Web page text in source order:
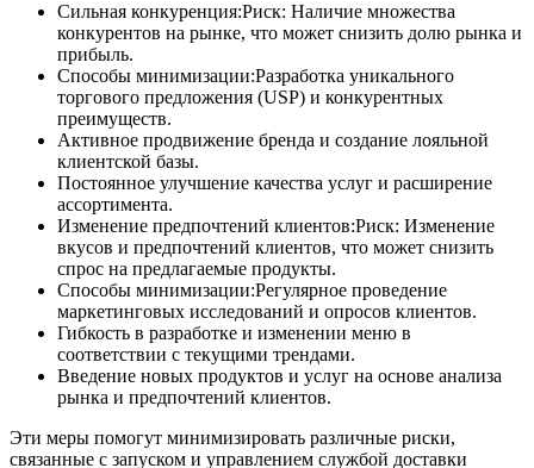
Сильная конкуренция:Риск: Наличие множества
конкурентов на рынке, что может снизить долю рынка и
прибыль.
Способы минимизации:Разработка уникального
торгового предложения (USP) и конкурентных
преимуществ.
Активное продвижение бренда и создание лояльной
клиентской базы.
Постоянное улучшение качества услуг и расширение
ассортимента.
Изменение предпочтений клиентов:Риск: Изменение
вкусов и предпочтений клиентов, что может снизить
спрос на предлагаемые продукты.
Способы минимизации:Регулярное проведение
маркетинговых исследований и опросов клиентов.
Гибкость в разработке и изменении меню в
соответствии с текущими трендами.
Введение новых продуктов и услуг на основе анализа
рынка и предпочтений клиентов.
Эти меры помогут минимизировать различные риски,
связанные с запуском и управлением службой доставки